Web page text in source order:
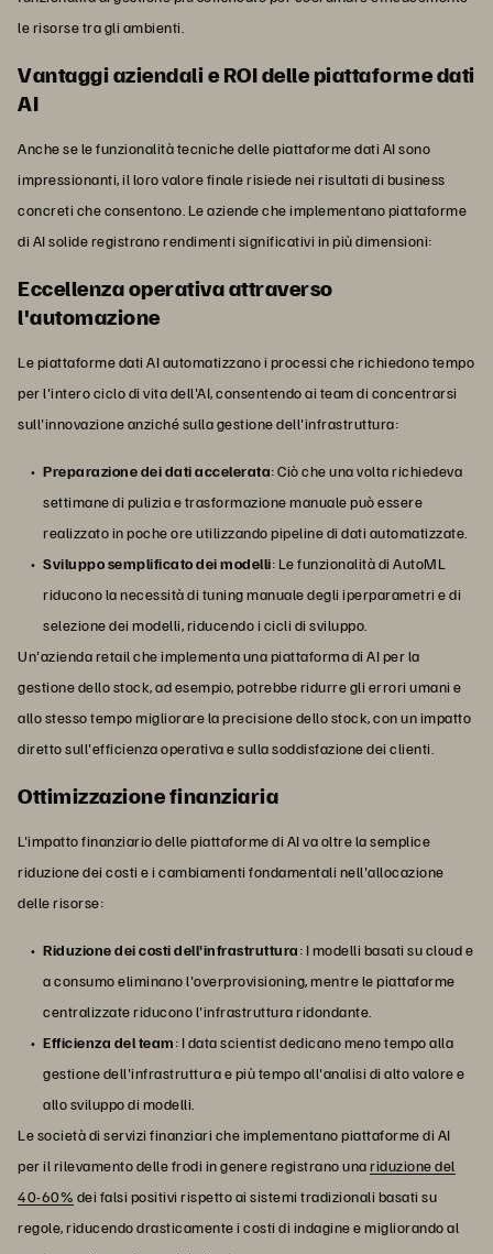
le risorse tra gli ambienti.
Vantaggi aziendali e ROI delle piattaforme dati
AI
Anche se le funzionalità tecniche delle piattaforme dati AI sono
impressionanti, il loro valore finale risiede nei risultati di business
concreti che consentono. Le aziende che implementano piattaforme
di AI solide registrano rendimenti significativi in più dimensioni:
Eccellenza operativa attraverso
l'automazione
Le piattaforme dati AI automatizzano i processi che richiedono tempo
per l'intero ciclo di vita dell'AI, consentendo ai team di concentrarsi
sull'innovazione anziché sulla gestione dell'infrastruttura:
Preparazione dei dati accelerata: Ciò che una volta richiedeva
settimane di pulizia e trasformazione manuale può essere
realizzato in poche ore utilizzando pipeline di dati automatizzate.
Sviluppo semplificato dei modelli: Le funzionalità di AutoML
riducono la necessità di tuning manuale degli iperparametri e di
selezione dei modelli, riducendo i cicli di sviluppo.
Un'azienda retail che implementa una piattaforma di AI per la
gestione dello stock, ad esempio, potrebbe ridurre gli errori umani e
allo stesso tempo migliorare la precisione dello stock, con un impatto
diretto sull'efficienza operativa e sulla soddisfazione dei clienti.
Ottimizzazione finanziaria
L'impatto finanziario delle piattaforme di AI va oltre la semplice
riduzione dei costi e i cambiamenti fondamentali nell'allocazione
delle risorse:
Riduzione dei costi dell'infrastruttura: I modelli basati su cloud e
a consumo eliminano l'overprovisioning, mentre le piattaforme
centralizzate riducono l'infrastruttura ridondante.
Efficienza del team: I data scientist dedicano meno tempo alla
gestione dell'infrastruttura e più tempo all'analisi di alto valore e
allo sviluppo di modelli.
Le società di servizi finanziari che implementano piattaforme di AI
per il rilevamento delle frodi in genere registrano unariduzione del
40-60% dei falsi positivi rispetto ai sistemi tradizionali basati su
regole, riducendo drasticamente i costi di indagine e migliorando al